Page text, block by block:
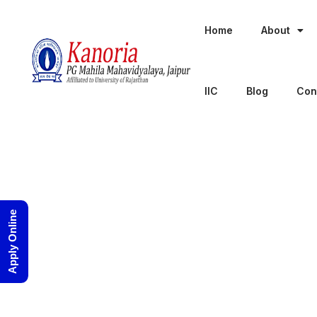
Home About
IIC Blog
Apply Online